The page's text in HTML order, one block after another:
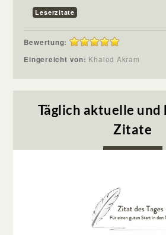
Leserzitate
Bewertung:
Eingereicht von: Khaled Akram